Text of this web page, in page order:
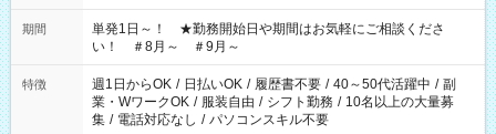
ださい！
期間
単発1日～！ ★勤務開始日や期間はお気軽にご相談くださ
い！ ＃8月～ ＃9月～
特徴 週1日からOK / 日払いOK / 履歴書不要 / 40～50代活躍中 / 副
業・WワークOK / 服装自由 / シフト勤務 / 10名以上の大量募
集 / 電話対応なし / パソコンスキル不要